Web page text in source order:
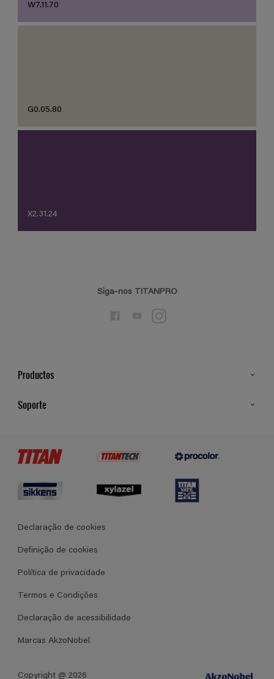
W7.11.70
G0.05.80
X2.31.24
Siga-nos TITANPRO
Productos
Soporte
Termos e Condições Gerais de Venda
Declaração de cookies
Definição de cookies
Política de privacidade
Termos e Condições
Declaração de acessibilidade
Marcas AkzoNobel
Copyright @ 2026